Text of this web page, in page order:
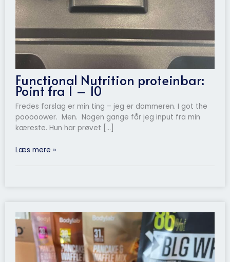
Functional Nutrition proteinbar:
Point fra 1 – 10
Fredes forslag er min ting – jeg er dommeren. I got the
pooooower. Men. Nogen gange får jeg input fra min
kæreste. Hun har prøvet […]
Læs mere »